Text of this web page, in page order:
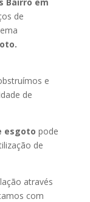
de
e
de
esgoto pode
de
através
com